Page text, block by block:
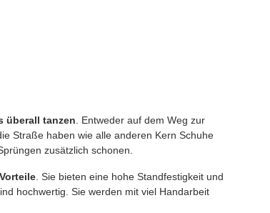
überall tanzen . Entweder auf dem Weg zur
Straße haben wie alle anderen Kern Schuhe
zusätzlich schonen.
. Sie bieten eine hohe Standfestigkeit und
hochwertig. Sie werden mit viel Handarbeit